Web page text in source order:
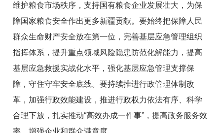
维护粮食市场秩序，支持国有粮食企业发展壮大，为保
障国家粮食安全作出更多新疆贡献。要始终把保障人民
群众生命财产安全放在第一位，完善基层应急管理组织
指挥体系，提升重点领域风险隐患防范化解能力，提高
基层应急救援实战化水平，强化基层应急管理支撑保
障，守住守牢安全底线。要持续推进行政管理体制改
革，加强行政效能建设，推进行政权力依法有序、科学
合理下放，扎实推动“高效办成一件事”，提高政务服务效
率，增强企业和群众满意度。